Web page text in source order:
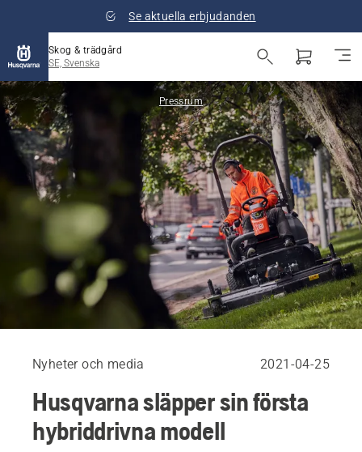
Se aktuella erbjudanden
Skog & trädgård
SE, Svenska
Pressrum
Nyheter och media 2021-04-25
Husqvarna släpper sin första
hybriddrivna modell